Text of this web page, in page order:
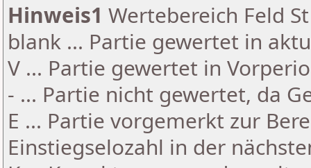
Hinweis1 Wertebereich Feld
blank ... Partie gewertet in
V ... Partie gewertet in
- ... Partie nicht gewertet, da
E ... Partie vorgemerkt zur
Einstiegselozahl in der